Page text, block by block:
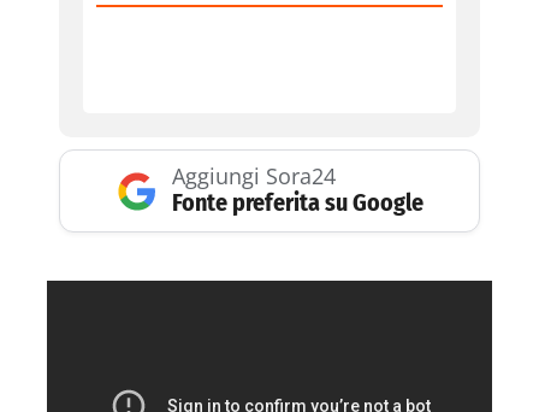
Aggiungi Sora24
Fonte preferita su Google